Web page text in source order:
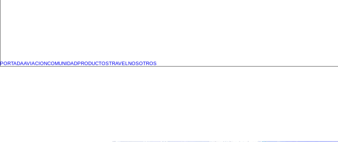
PORTADAAVIACIONCOMUNIDADPRODUCTOSTRAVEL NOSOTROS